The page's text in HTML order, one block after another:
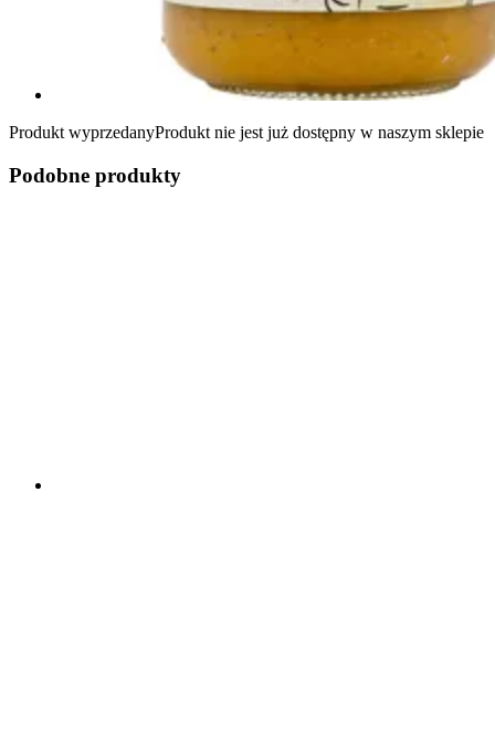
Produkt wyprzedanyProdukt nie jest już dostępny w naszym sklepie
Podobne produkty